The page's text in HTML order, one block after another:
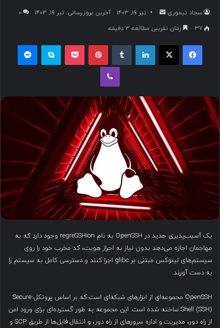
سجاد تیموری
ا
ا
ی
م
ی
ل
تیر ۱۹, ۱۴۰۳ آخرین بروزرسانی: تیر ۱۹, ۱۴۰۳
۰
37
زمان تقریبی مطالعه 3 دقیقه
فیسبوک ایکس لینکداین پینتریست پاکت اسکایپ
وایبر
یک آسیب‌پذیری جدید در OpenSSH به نام regreSSHion وجود دارد که به
مهاجمان اجازه می‌دهد بدون نیاز به احراز هویت، کد مخرب خود را روی
سیستم‌های لینوکس مبتنی بر glibc اجرا کنند و دسترسی کامل به سیستم را
به دست آورند.
OpenSSH مجموعه‌ای از ابزارهای شبکه‌ای است که بر اساس پروتکل Secure
Shell (SSH) ساخته شده است. این مجموعه به طور گسترده‌ای برای ورود امن
از راه دور، مدیریت و اداره سرورهای از راه دور، و انتقال فایل‌ها از طریق SCP و